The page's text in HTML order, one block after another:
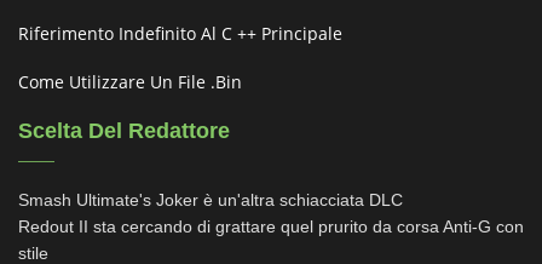
Riferimento Indefinito Al C ++ Principale
Come Utilizzare Un File .bin
Scelta Del Redattore
Smash Ultimate's Joker è un'altra schiacciata DLC
Redout II sta cercando di grattare quel prurito da corsa Anti-G con
stile